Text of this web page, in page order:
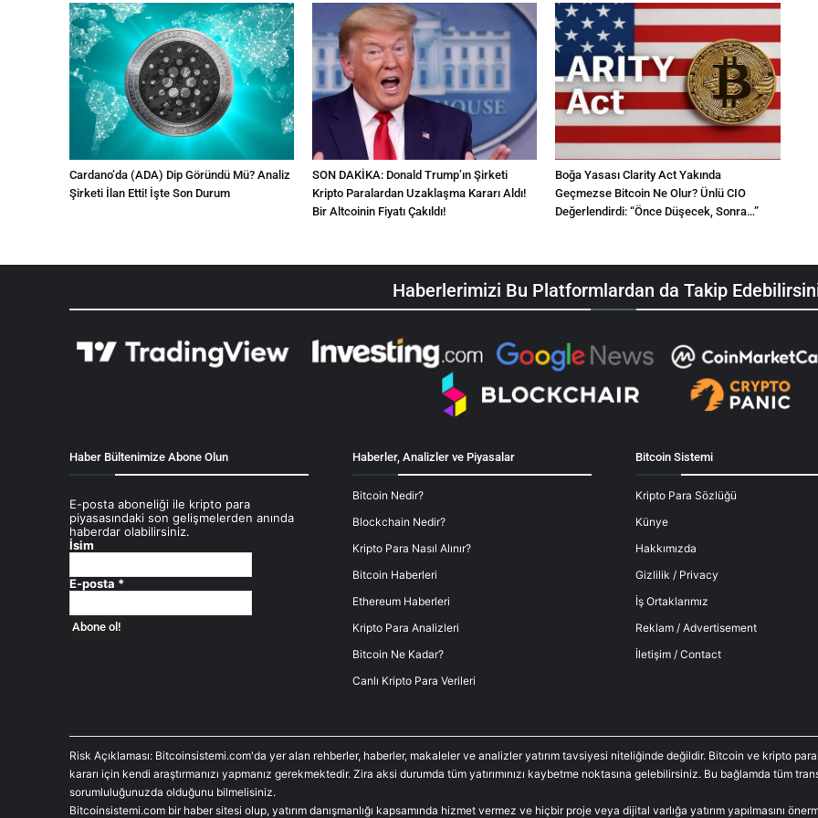
Cardano’da (ADA) Dip Göründü Mü? Analiz
Şirketi İlan Etti! İşte Son Durum
SON DAKİKA: Donald Trump’ın Şirketi
Kripto Paralardan Uzaklaşma Kararı Aldı!
Bir Altcoinin Fiyatı Çakıldı!
Boğa Yasası Clarity Act Yakında
Geçmezse Bitcoin Ne Olur? Ünlü CIO
Değerlendirdi: “Önce Düşecek, Sonra…”
Haberlerimizi Bu Platformlardan da Takip
Haber Bültenimize Abone Olun
E-posta aboneliği ile kripto para
piyasasındaki son gelişmelerden anında
haberdar olabilirsiniz.
İsim
E-posta *
Haberler, Analizler ve Piyasalar
Bitcoin Nedir?
Blockchain Nedir?
Kripto Para Nasıl Alınır?
Bitcoin Haberleri
Ethereum Haberleri
Kripto Para Analizleri
Bitcoin Ne Kadar?
Canlı Kripto Para Verileri
Bitcoin Sistemi
Kripto Para Sözlüğü
Künye
Hakkımızda
Gizlilik / Privacy
İş Ortaklarımız
Reklam / Advertisement
İletişim / Contact
Risk Açıklaması: Bitcoinsistemi.com'da yer alan rehberler, haberler, makaleler ve analizler yatırım tavsiyesi niteliğinde değildir. Bitcoin ve kripto
kararı için kendi araştırmanızı yapmanız gerekmektedir. Zira aksi durumda tüm yatırımınızı kaybetme noktasına gelebilirsiniz. Bu bağlamda tüm
sorumluluğunuzda olduğunu bilmelisiniz.
Bitcoinsistemi.com bir haber sitesi olup, yatırım danışmanlığı kapsamında hizmet vermez ve hiçbir proje veya dijital varlığa yatırım yapılmasını